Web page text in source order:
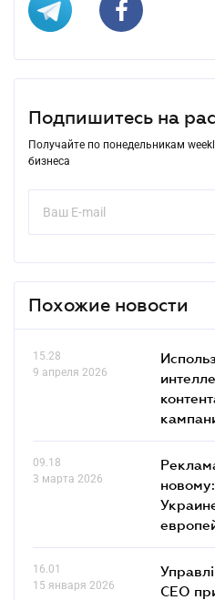
Подпишитесь на
Получайте по понедельникам
бизнеса
Похожие новости
15.28
9 апреля 2026
09.18
3 марта 2026
16.01
15 января 2026
СЕО